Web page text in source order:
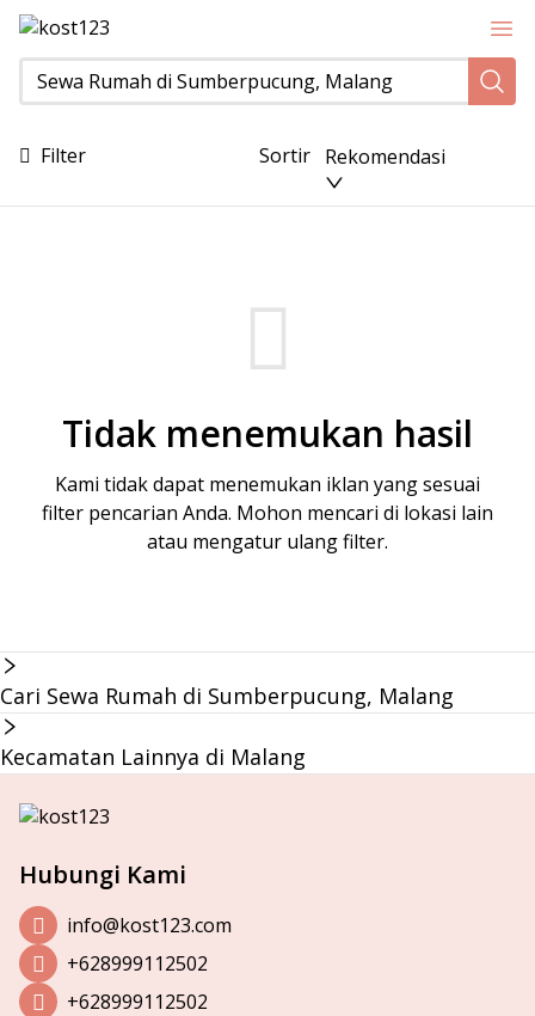
Sewa Rumah di Sumberpucung, Malang
Filter Sortir Rekomendasi
Tidak menemukan hasil
Kami tidak dapat menemukan iklan yang sesuai
filter pencarian Anda. Mohon mencari di lokasi lain
atau mengatur ulang filter.
Cari Sewa Rumah di Sumberpucung, Malang
Kecamatan Lainnya di Malang
Hubungi Kami
info@kost123.com
+628999112502
+628999112502